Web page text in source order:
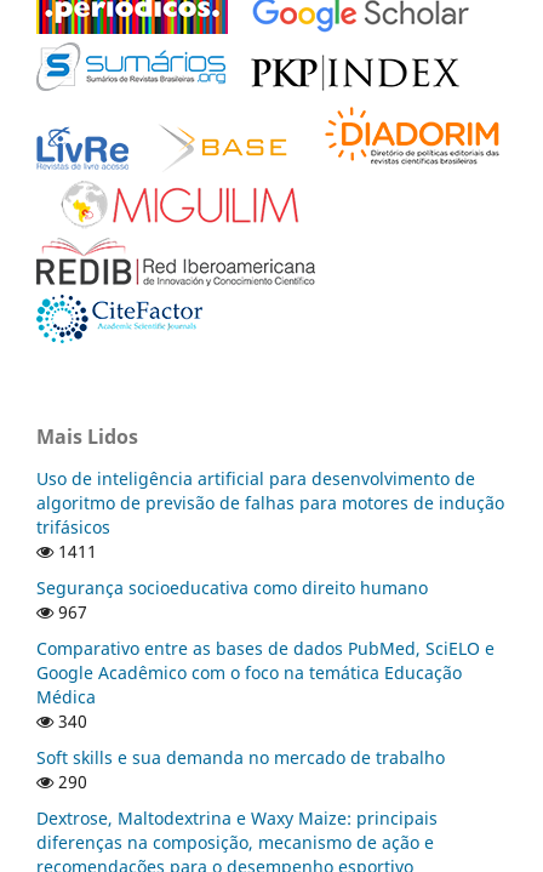
Mais Lidos
Uso de inteligência artificial para desenvolvimento de
algoritmo de previsão de falhas para motores de indução
trifásicos
1411
Segurança socioeducativa como direito humano
967
Comparativo entre as bases de dados PubMed, SciELO e
Google Acadêmico com o foco na temática Educação
Médica
340
Soft skills e sua demanda no mercado de trabalho
290
Dextrose, Maltodextrina e Waxy Maize: principais
diferenças na composição, mecanismo de ação e
recomendações para o desempenho esportivo